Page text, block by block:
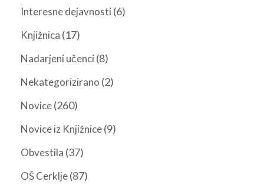
Interesne dejavnosti (6)
Knjižnica (17)
Nadarjeni učenci (8)
Nekategorizirano (2)
Novice(260)
Novice iz Knjižnice(9)
Obvestila (37)
OŠ Cerklje(87)